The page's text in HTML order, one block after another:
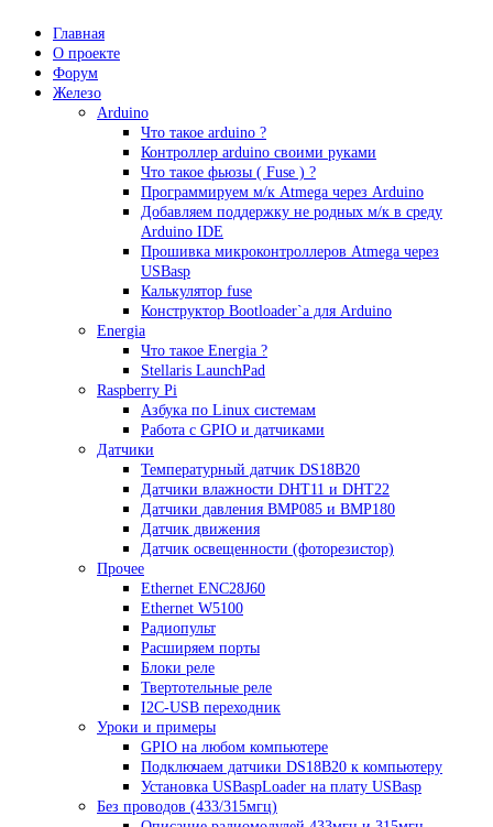
Главная
О проекте
Форум
Железо
Arduino
Что такое аrduino ?
Контроллер arduino своими руками
Что такое фьюзы ( Fuse ) ?
Программируем м/к Atmega через Arduino
Добавляем поддержку не родных м/к в среду
Arduino IDE
Прошивка микроконтроллеров Atmega через
USBasp
Калькулятор fuse
Конструктор Bootloader`а для Arduino
Energia
Что такое Energia ?
Stellaris LaunchPad
Raspberry Pi
Азбука по Linux системам
Работа с GPIO и датчиками
Датчики
Температурный датчик DS18B20
Датчики влажности DHT11 и DHT22
Датчики давления BMP085 и BMP180
Датчик движения
Датчик освещенности (фоторезистор)
Прочее
Ethernet ENC28J60
Ethernet W5100
Радиопульт
Расширяем порты
Блоки реле
Твертотельные реле
I2C-USB переходник
Уроки и примеры
GPIO на любом компьютере
Подключаем датчики DS18B20 к компьютеру
Установка USBaspLoader на плату USBasp
Без проводов (433/315мгц)